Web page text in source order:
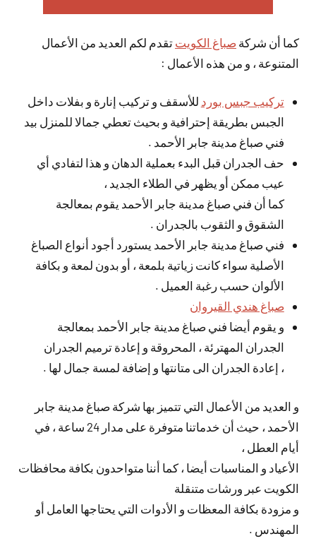
كما أن شركة صباغ الكويت تقدم لكم العديد من الأعمال
المتنوعة ، و من هذه الأعمال :
تركيب جبس بورد للأسقف و تركيب إنارة و بفلات داخل
الجبس بطريقة إحترافية و بحيث تعطي جمالا للمنزل بيد
فني صباغ مدينة جابر الأحمد .
حف الجدران قبل البدء بعملية الدهان و هذا لتفادي أي
عيب ممكن أو يظهر في الطلاء الجديد ،
كما أن فني صباغ مدينة جابر الأحمد يقوم بمعالجة
الشقوق و الثقوب بالجدران .
فني صباغ مدينة جابر الأحمد يستورد أجود أنواع الصباغ
الأصلية سواء كانت زياتية بلمعة ، أو بدون لمعة و بكافة
الألوان حسب رغبة العميل .
صباغ هندي القيروان
و يقوم أيضا فني صباغ مدينة جابر الأحمد بمعالجة
الجدران المهترئة ، المحروقة و إعادة ترميم الجدران
، إعادة الجدران الى متانتها و إضافة لمسة جمال لها .
و العديد من الأعمال التي تتميز بها شركة صباغ مدينة جابر
الأحمد ، حيث أن خدماتنا متوفرة على مدار 24 ساعة ، في
أيام العطل ،
الأعياد و المناسبات أيضا ، كما أننا متواحدون بكافة محافظات
الكويت عبر ورشات متنقلة
و مزودة بكافة المعظات و الأدوات التي يحتاجها العامل أو
المهندس .